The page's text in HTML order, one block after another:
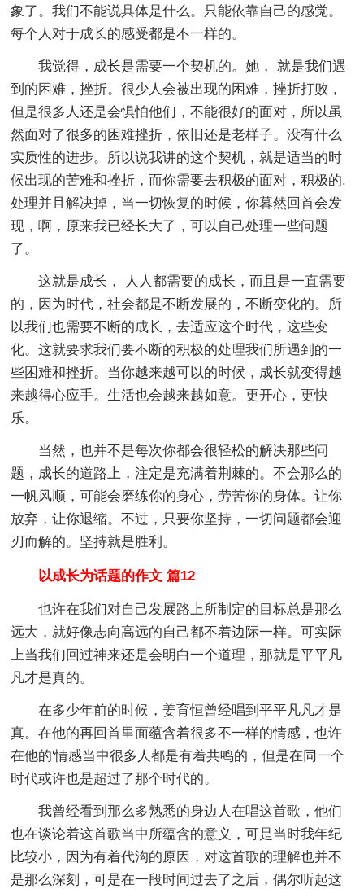
象了。我们不能说具体是什么。只能依靠自己的感觉。
每个人对于成长的感受都是不一样的。
我觉得，成长是需要一个契机的。她， 就是我们遇
到的困难，挫折。很少人会被出现的困难，挫折打败，
但是很多人还是会惧怕他们，不能很好的面对，所以虽
然面对了很多的困难挫折，依旧还是老样子。没有什么
实质性的进步。所以说我讲的这个契机，就是适当的时
候出现的苦难和挫折，而你需要去积极的面对，积极的.
处理并且解决掉，当一切恢复的时候，你暮然回首会发
现，啊，原来我已经长大了，可以自己处理一些问题
了。
这就是成长， 人人都需要的成长，而且是一直需要
的，因为时代，社会都是不断发展的，不断变化的。所
以我们也需要不断的成长，去适应这个时代，这些变
化。这就要求我们要不断的积极的处理我们所遇到的一
些困难和挫折。当你越来越可以的时候，成长就变得越
来越得心应手。生活也会越来越如意。更开心，更快
乐。
当然，也并不是每次你都会很轻松的解决那些问
题，成长的道路上，注定是充满着荆棘的。不会那么的
一帆风顺，可能会磨练你的身心，劳苦你的身体。让你
放弃，让你退缩。不过，只要你坚持，一切问题都会迎
刃而解的。坚持就是胜利。
以成长为话题的作文 篇12
也许在我们对自己发展路上所制定的目标总是那么
远大，就好像志向高远的自己都不着边际一样。可实际
上当我们回过神来还是会明白一个道理，那就是平平凡
凡才是真的。
在多少年前的时候，姜育恒曾经唱到平平凡凡才是
真。在他的再回首里面蕴含着很多不一样的情感，也许
在他的'情感当中很多人都是有着共鸣的，但是在同一个
时代或许也是超过了那个时代的。
我曾经看到那么多熟悉的身边人在唱这首歌，他们
也在谈论着这首歌当中所蕴含的意义，可是当时我年纪
比较小，因为有着代沟的原因，对这首歌的理解也并不
是那么深刻，可是在一段时间过去了之后，偶尔听起这